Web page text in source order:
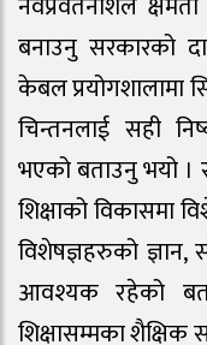
बनाउनु सरकारको
केबल प्रयोगशालामा
चिन्तनलाई सही
भएको बताउनु भयो ।
शिक्षाको विकासमा
विशेषज्ञहरुको
आवश्यक रहेको
शिक्षासम्मका शैक्षिक